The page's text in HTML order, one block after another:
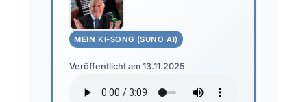
MEIN KI-SONG (SUNO AI)
Veröffentlicht am 13.11.2025